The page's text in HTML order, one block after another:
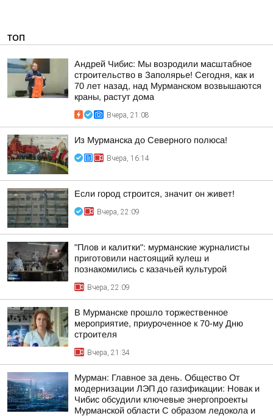
ТОП
Андрей Чибис: Мы возродили масштабное
строительство в Заполярье! Сегодня, как и
70 лет назад, над Мурманском возвышаются
краны, растут дома
Вчера, 21:08
Из Мурманска до Северного полюса!
Вчера, 16:14
Если город строится, значит он живет!
Вчера, 22:09
"Плов и калитки": мурманские журналисты
приготовили настоящий кулеш и
познакомились с казачьей культурой
Вчера, 22:09
В Мурманске прошло торжественное
мероприятие, приуроченное к 70-му Дню
строителя
Вчера, 21:34
Мурман: Главное за день. Общество От
модернизации ЛЭП до газификации: Новак и
Чибис обсудили ключевые энергопроекты
Мурманской области С образом ледокола и